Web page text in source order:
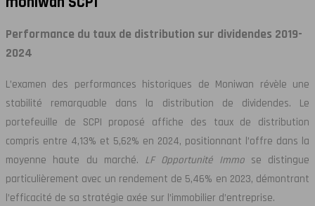
Performance du taux de distribution sur dividendes 2019-
2024
L’examen des performances historiques de Moniwan révèle une
stabilité remarquable dans la distribution de dividendes. Le
portefeuille de SCPI proposé affiche des taux de distribution
compris entre 4,13% et 5,62% en 2024, positionnant l’offre dans la
moyenne haute du marché. LF Opportunité Immo se distingue
particulièrement avec un rendement de 5,46% en 2023, démontrant
l’efficacité de sa stratégie axée sur l’immobilier d’entreprise.